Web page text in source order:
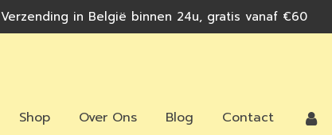
Verzending in België binnen 24u, gratis vanaf €60
Shop Over Ons Blog Contact